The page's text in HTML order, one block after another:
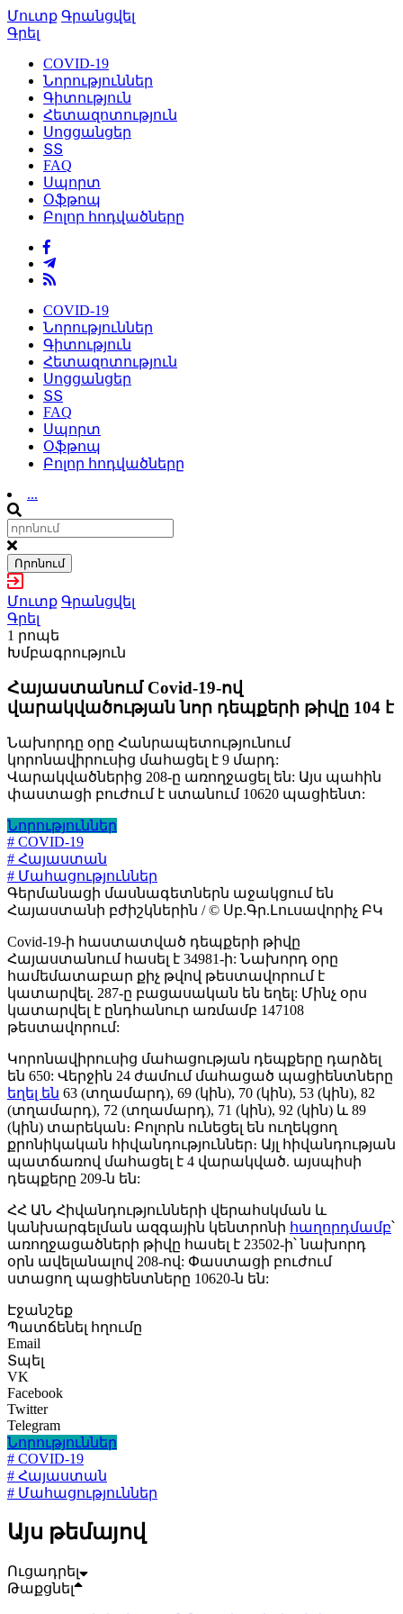
Մուտք Գրանցվել
Գրել
COVID-19
Նորություններ
Գիտություն
Հետազոտություն
Սոցցանցեր
ՏՏ
FAQ
Սպորտ
Օֆթոպ
Բոլոր հոդվածները
COVID-19
Նորություններ
Գիտություն
Հետազոտություն
Սոցցանցեր
ՏՏ
FAQ
Սպորտ
Օֆթոպ
Բոլոր հոդվածները
...
Որոնում
Մուտք Գրանցվել
Գրել
1 րոպե
Խմբագրություն
Հայաստանում Covid-19-ով
վարակվածության նոր դեպքերի թիվը 104 է
Նախորդը օրը Հանրապետությունում
կորոնավիրուսից մահացել է 9 մարդ:
Վարակվածներից 208-ը առողջացել են: Այս պահին
փաստացի բուժում է ստանում 10620 պացիենտ:
Նորություններ
# COVID-19
# Հայաստան
# Մահացություններ
Գերմանացի մասնագետներն աջակցում են
Հայաստանի բժիշկներին / © Սբ.Գր.Լուսավորիչ ԲԿ
Covid-19-ի հաստատված դեպքերի թիվը
Հայաստանում հասել է 34981-ի: Նախորդ օրը
համեմատաբար քիչ թվով թեստավորում է
կատարվել. 287-ը բացասական են եղել: Մինչ օրս
կատարվել է ընդհանուր առմամբ 147108
թեստավորում:
Կորոնավիրուսից մահացության դեպքերը դարձել
են 650: Վերջին 24 ժամում մահացած պացիենտները
եղել են 63 (տղամարդ), 69 (կին), 70 (կին), 53 (կին), 82
(տղամարդ), 72 (տղամարդ), 71 (կին), 92 (կին) և 89
(կին) տարեկան։ Բոլորն ունեցել են ուղեկցող
քրոնիկական հիվանդություններ։ Այլ հիվանդության
պատճառով մահացել է 4 վարակված. այսպիսի
դեպքերը 209-ն են:
ՀՀ ԱՆ Հիվանդությունների վերահսկման և
կանխարգելման ազգային կենտրոնի հաղորդմամբ՝
առողջացածների թիվը հասել է 23502-ի՝ նախորդ
օրն ավելանալով 208-ով: Փաստացի բուժում
ստացող պացիենտները 10620-ն են:
Էջանշեք
Պատճենել հղումը
Email
Տպել
VK
Facebook
Twitter
Telegram
Նորություններ
# COVID-19
# Հայաստան
# Մահացություններ
Այս թեմայով
Ուցադրել
Թաքցնել